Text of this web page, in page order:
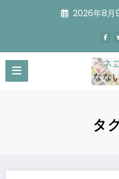
ツ
へ
キ
2026年8月
タ